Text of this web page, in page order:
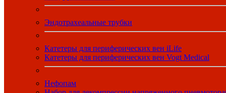
Эндотрахеальные трубки
Катетеры для периферических вен iLife
Катетеры для периферических вен Vogt Medical
Нефопам